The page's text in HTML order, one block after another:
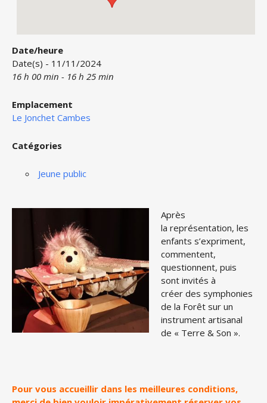
Date/heure
Date(s) - 11/11/2024
16 h 00 min - 16 h 25 min
Emplacement
Le Jonchet Cambes
Catégories
Jeune public
Après
la représentation, les
enfants s’expriment,
commentent,
questionnent, puis
sont invités à
créer des symphonies
de la Forêt sur un
instrument artisanal
de « Terre & Son ».
Pour vous accueillir dans les meilleures conditions,